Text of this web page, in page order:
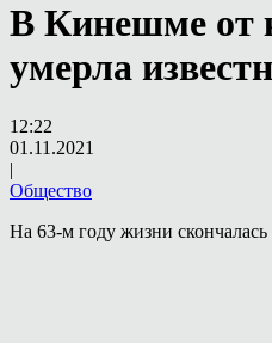
В Кинешме от
умерла
12:22
01.11.2021
|
Общество
На 63-м году жизни